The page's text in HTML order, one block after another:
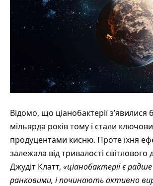
Відомо, що ціанобактерії з’явилися
мільярда років тому і стали
продуцентами кисню. Проте їхня
залежала від тривалості
Джудіт Клатт, «ціанобактерії є
ранковими, і починають активно